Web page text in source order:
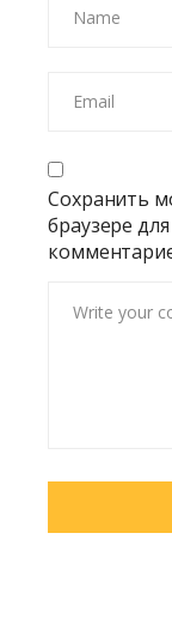
Сохранить
браузере